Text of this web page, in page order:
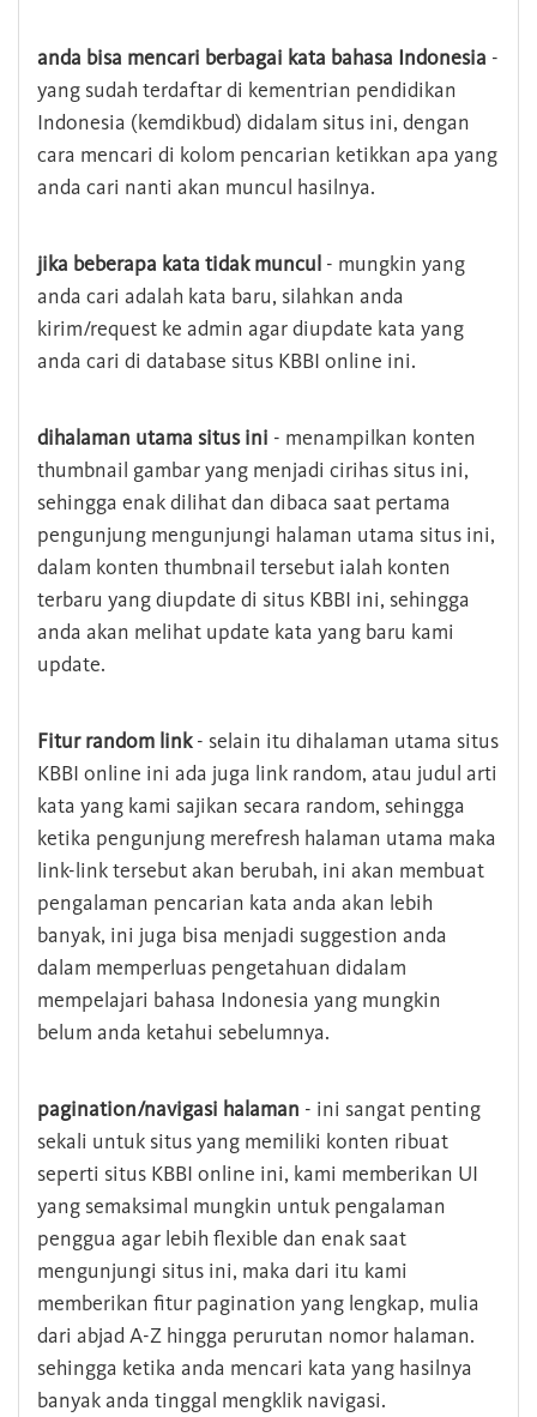
anda bisa mencari berbagai kata bahasa Indonesia -
yang sudah terdaftar di kementrian pendidikan
Indonesia (kemdikbud) didalam situs ini, dengan
cara mencari di kolom pencarian ketikkan apa yang
anda cari nanti akan muncul hasilnya.
jika beberapa kata tidak muncul - mungkin yang
anda cari adalah kata baru, silahkan anda
kirim/request ke admin agar diupdate kata yang
anda cari di database situs KBBI online ini.
dihalaman utama situs ini - menampilkan konten
thumbnail gambar yang menjadi cirihas situs ini,
sehingga enak dilihat dan dibaca saat pertama
pengunjung mengunjungi halaman utama situs ini,
dalam konten thumbnail tersebut ialah konten
terbaru yang diupdate di situs KBBI ini, sehingga
anda akan melihat update kata yang baru kami
update.
Fitur random link- selain itu dihalaman utama situs
KBBI online ini ada juga link random, atau judul arti
kata yang kami sajikan secara random, sehingga
ketika pengunjung merefresh halaman utama maka
link-link tersebut akan berubah, ini akan membuat
pengalaman pencarian kata anda akan lebih
banyak, ini juga bisa menjadi suggestion anda
dalam memperluas pengetahuan didalam
mempelajari bahasa Indonesia yang mungkin
belum anda ketahui sebelumnya.
pagination/navigasi halaman - ini sangat penting
sekali untuk situs yang memiliki konten ribuat
seperti situs KBBI online ini, kami memberikan UI
yang semaksimal mungkin untuk pengalaman
penggua agar lebih flexible dan enak saat
mengunjungi situs ini, maka dari itu kami
memberikan fitur pagination yang lengkap, mulia
dari abjad A-Z hingga perurutan nomor halaman.
sehingga ketika anda mencari kata yang hasilnya
banyak anda tinggal mengklik navigasi.